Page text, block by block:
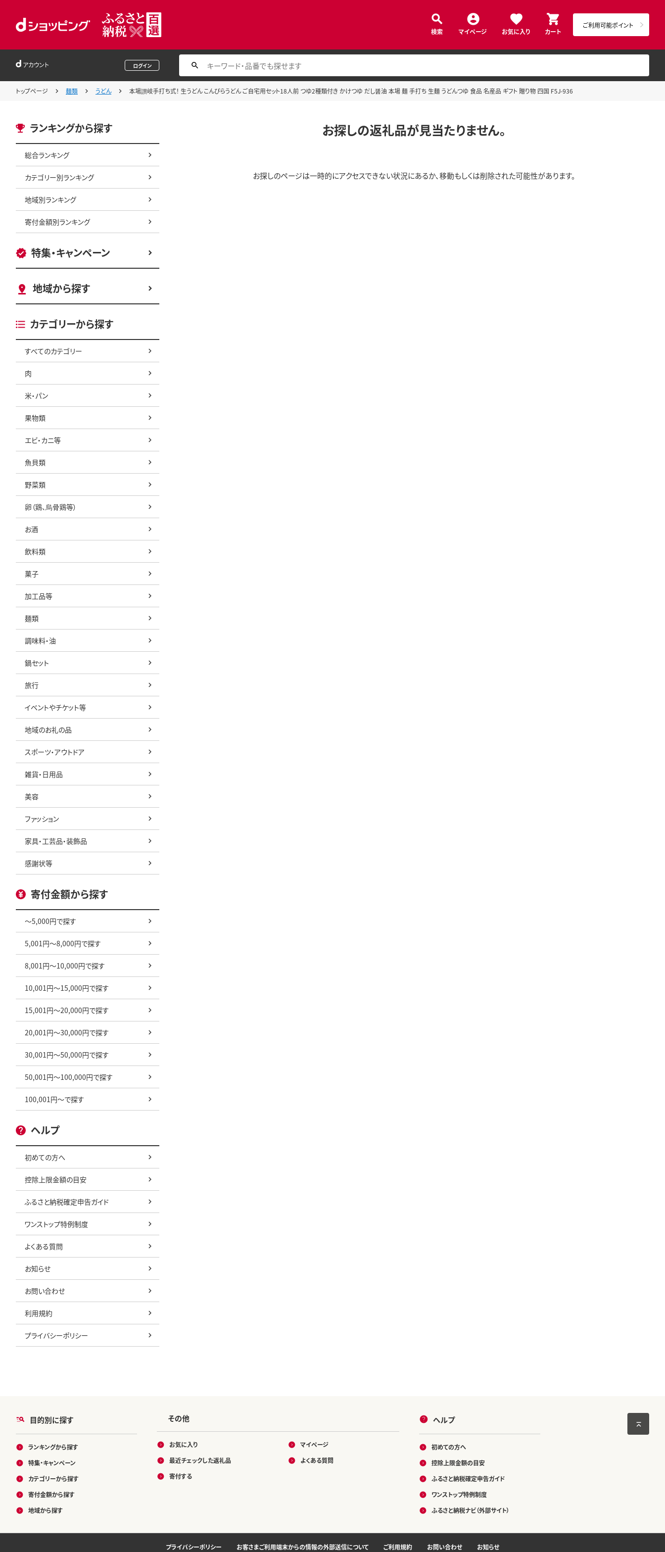
検索 マイページ お気に入り カート
ご利用可能ポイント
アカウント ログイン
トップページ 麺類 うどん 本場讃岐手打ち式！ 生うどん こんぴらうどん ご自宅用セット18人前 つゆ2種類付き かけつゆ だし醤油 本場 麺 手打ち 生麺 うどんつゆ 食品 名産品 ギフト 贈り物 四国 F5J-936
ランキングから探す
総合ランキング
カテゴリー別ランキング
地域別ランキング
寄付金額別ランキング
特集・キャンペーン
地域から探す
カテゴリーから探す
すべてのカテゴリー
肉
米・パン
果物類
エビ・カニ等
魚貝類
野菜類
卵（鶏、烏骨鶏等）
お酒
飲料類
菓子
加工品等
麺類
調味料・油
鍋セット
旅行
イベントやチケット等
地域のお礼の品
スポーツ・アウトドア
雑貨・日用品
美容
ファッション
家具・工芸品・装飾品
感謝状等
寄付金額から探す
～5,000円で探す
5,001円～8,000円で探す
8,001円～10,000円で探す
10,001円～15,000円で探す
15,001円～20,000円で探す
20,001円～30,000円で探す
30,001円～50,000円で探す
50,001円～100,000円で探す
100,001円～で探す
ヘルプ
初めての方へ
控除上限金額の目安
ふるさと納税確定申告ガイド
ワンストップ特例制度
よくある質問
お知らせ
お問い合わせ
利用規約
プライバシーポリシー
お探しの返礼品が見当たりません。
お探しのページは一時的にアクセスできない状況にあるか、移動もしくは削除された可能性があります。
目的別に探す
ランキングから探す
特集・キャンペーン
カテゴリーから探す
寄付金額から探す
地域から探す
その他
お気に入り
最近チェックした返礼品
寄付する
マイページ
よくある質問
ヘルプ
初めての方へ
控除上限金額の目安
ふるさと納税確定申告ガイド
ワンストップ特例制度
ふるさと納税ナビ（外部サイト）
プライバシーポリシー お客さまご利用端末からの情報の外部送信について ご利用規約 お問い合わせ お知らせ